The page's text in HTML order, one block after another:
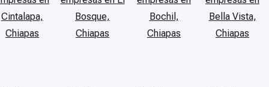
Cintalapa,
Chiapas
Bosque,
Chiapas
Bochil,
Chiapas
Bella Vista,
Chiapas